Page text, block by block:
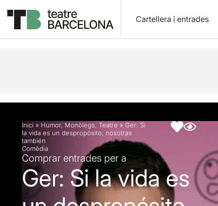
Cartellera i entrades
Descripció Fitxa artística
Inici » Humor, Monòlegs, Teatre » Ger: Si
la vida es un despropósito, nosotras
también
Comèdia
Comprar entrades per a
Ger: Si la vida es